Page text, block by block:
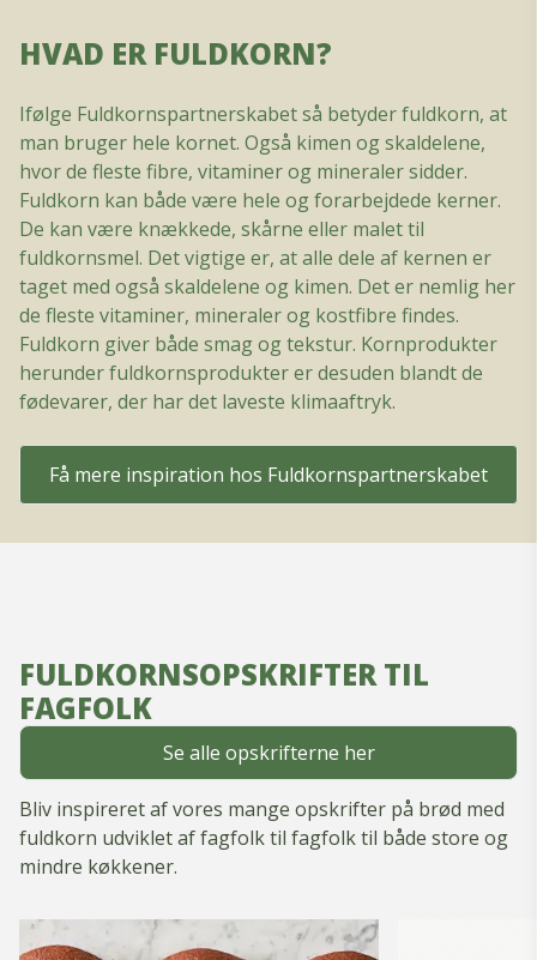
HVAD ER FULDKORN?
Ifølge Fuldkornspartnerskabet så betyder fuldkorn, at
man bruger hele kornet. Også kimen og skaldelene,
hvor de fleste fibre, vitaminer og mineraler sidder.
Fuldkorn kan både være hele og forarbejdede kerner.
De kan være knækkede, skårne eller malet til
fuldkornsmel. Det vigtige er, at alle dele af kernen er
taget med også skaldelene og kimen. Det er nemlig her
de fleste vitaminer, mineraler og kostfibre findes.
Fuldkorn giver både smag og tekstur. Kornprodukter
herunder fuldkornsprodukter er desuden blandt de
fødevarer, der har det laveste klimaaftryk.
Få mere inspiration hos Fuldkornspartnerskabet
FULDKORNSOPSKRIFTER TIL
FAGFOLK
Se alle opskrifterne her
Bliv inspireret af vores mange opskrifter på brød med
fuldkorn udviklet af fagfolk til fagfolk til både store og
mindre køkkener.